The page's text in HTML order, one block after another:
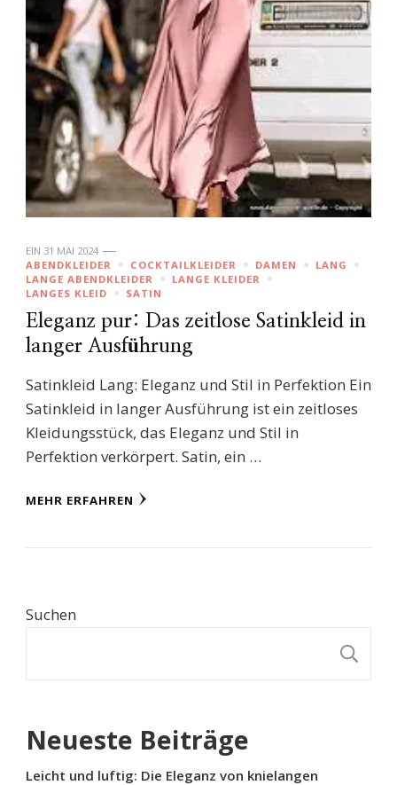
EIN 31 MAI 2024
ABENDKLEIDER
COCKTAILKLEIDER DAMEN
LANG
LANGE ABENDKLEIDER
LANGE KLEIDER
LANGES KLEID
SATIN
Eleganz pur: Das zeitlose Satinkleid in
langer Ausführung
Satinkleid Lang: Eleganz und Stil in Perfektion Ein
Satinkleid in langer Ausführung ist ein zeitloses
Kleidungsstück, das Eleganz und Stil in
Perfektion verkörpert. Satin, ein …
MEHR ERFAHREN
Suchen
Neueste Beiträge
Leicht und luftig: Die Eleganz von knielangen